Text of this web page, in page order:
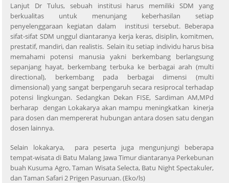
Lanjut Dr Tulus, sebuah institusi harus memiliki SDM yang
berkualitas untuk menunjang keberhasilan setiap
penyelenggaraan kegiatan dalam institusi tersebut. Beberapa
sifat-sifat SDM unggul diantaranya kerja keras, disiplin, komitmen,
prestatif, mandiri, dan realistis. Selain itu setiap individu harus bisa
memahami potensi manusia yakni berkembang berlangsung
sepanjang hayat, berkembang terbuka ke berbagai arah (multi
directional), berkembang pada berbagai dimensi (multi
dimensional) yang sangat berpengaruh secara resiprocal terhadap
potensi lingkungan. Sedangkan Dekan FISE, Sardiman AM,MPd
berharap dengan Lokakarya akan mampu meningkatkan kinerja
para dosen dan mempererat hubungan antara dosen satu dengan
dosen lainnya.
Selain lokakarya, para peserta juga mengunjungi beberapa
tempat-wisata di Batu Malang Jawa Timur diantaranya Perkebunan
buah Kusuma Agro, Taman Wisata Selecta, Batu Night Spectakuler,
dan Taman Safari 2 Prigen Pasuruan. (Eko/ls)